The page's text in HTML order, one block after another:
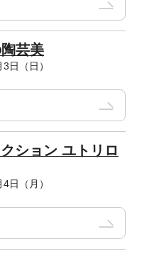
芸美
日（日）
ション ユトリロ
日（月）